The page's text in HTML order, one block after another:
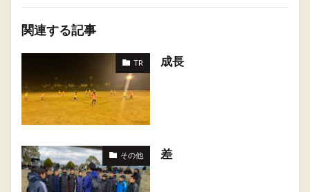
関連する記事
TR 成長
その他 差